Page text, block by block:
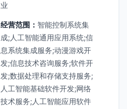
业
经营范围： 智能控制系统集
成;人工智能通用应用系统;信
息系统集成服务;动漫游戏开
发;信息技术咨询服务;软件开
发;数据处理和存储支持服务;
人工智能基础软件开发;网络
技术服务;人工智能应用软件